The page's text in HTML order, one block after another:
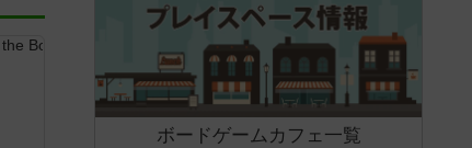
ボードゲームカフェ一覧